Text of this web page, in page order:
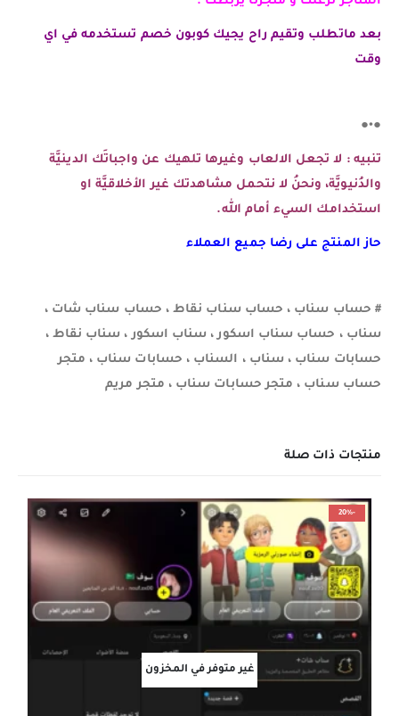
بعد ماتطلب وتقيم راح يجيك كوبون خصم تستخدمه في اي
وقت
●•●
تنبيه : لا تجعل الالعاب وغيرها تلهيك عن واجباتَك الدينيَّة
والدُنيويَّة، ونحنُ لا نتحمل مشاهدتك غير الأخلاقيَّة او
استخدامك السيء أمام الله.
حاز المنتج على رضا جميع العملاء
# حساب سناب ، حساب سناب نقاط ، حساب سناب شات ،
سناب ، حساب سناب اسكور ، سناب اسكور ، سناب نقاط ،
حسابات سناب ، سناب ، السناب ، حسابات سناب ، متجر
حساب سناب ، متجر حسابات سناب ، متجر مريم
منتجات ذات صلة
-20%
غير متوفر في المخزون